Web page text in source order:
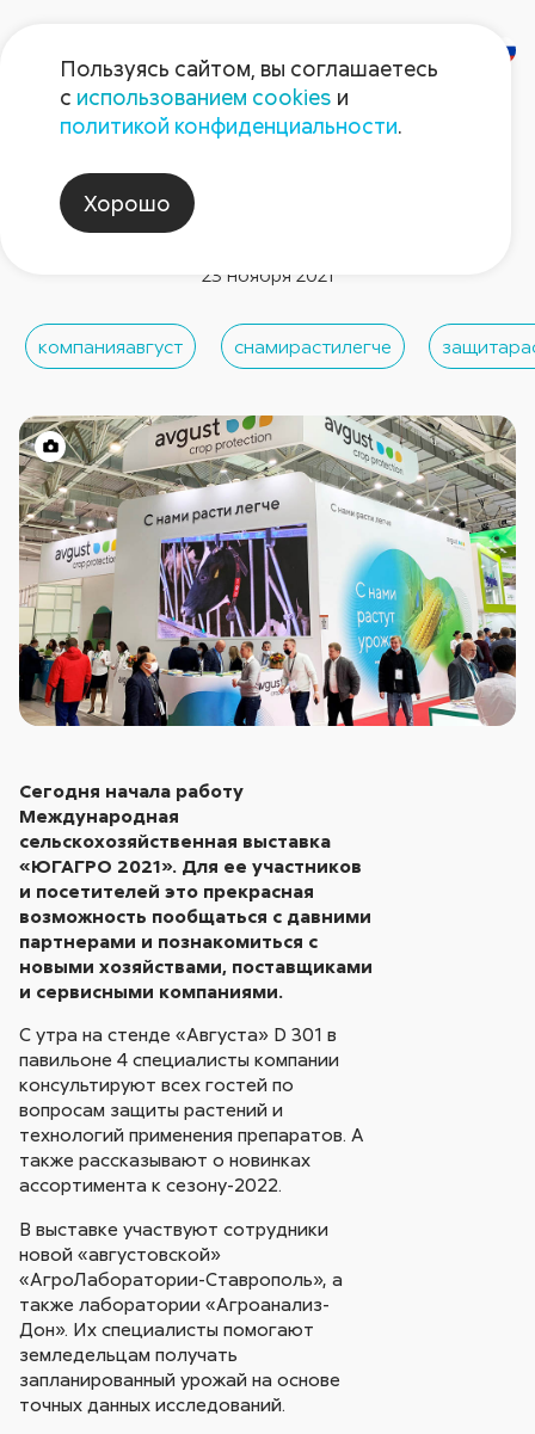
Новости компании
«Август» на выставке
«ЮГАГРО 2021»
23 ноября 2021
компанияавгуст снамирастилегче
Сегодня начала работу
Международная
сельскохозяйственная выставка
«ЮГАГРО 2021». Для ее участников
и посетителей это прекрасная
возможность пообщаться с давними
партнерами и познакомиться с
новыми хозяйствами, поставщиками
и сервисными компаниями.
С утра на стенде «Августа» D 301 в
павильоне 4 специалисты компании
консультируют всех гостей по
вопросам защиты растений и
технологий применения препаратов. А
также рассказывают о новинках
ассортимента к сезону-2022.
В выставке участвуют сотрудники
новой «августовской»
«АгроЛаборатории-Ставрополь», а
также лаборатории «Агроанализ-
Дон». Их специалисты помогают
земледельцам получать
запланированный урожай на основе
точных данных исследований.
Пользуясь сайтом, вы соглашаетесь
с использованием cookies и
политикой конфиденциальности.
Хорошо